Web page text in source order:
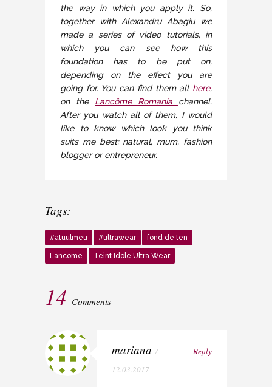
the way in which you apply it. So,
together with Alexandru Abagiu we
made a series of video tutorials, in
which you can see how this
foundation has to be put on,
depending on the effect you are
going for. You can find them all here,
on the Lancôme Romania channel.
After you watch all of them, I would
like to know which look you think
suits me best: natural, mum, fashion
blogger or entrepreneur.
Tags:
#atuulmeu #ultrawear fond de ten
Lancome Teint Idole Ultra Wear
14 Comments
mariana /
12.03.2017
Reply